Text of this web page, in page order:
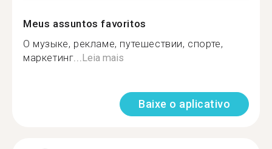
Meus assuntos favoritos
О музыке, рекламе, путешествии, спорте,
маркетинг...Leia mais
Baixe o aplicativo